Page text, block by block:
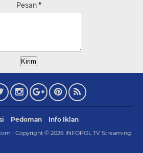
Pesan*
Pedoman Info Iklan
| Copyright © 2026 INFOPOL TV Streaming